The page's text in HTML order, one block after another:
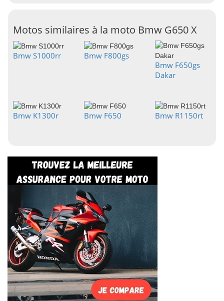
Motos similaires à la moto Bmw G650 X
Bmw S1000rr
Bmw F800gs
Bmw F650gs
Dakar
Bmw K1300r Bmw F650 Bmw R1150rt